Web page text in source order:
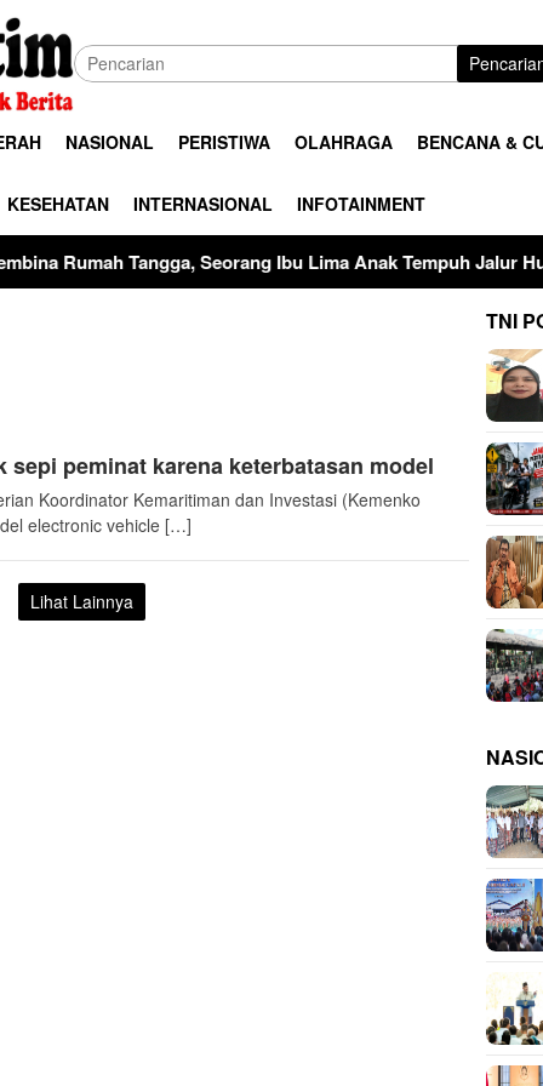
NASIONAL PERISTIWA OLAHRAGA BENCANA &
KESEHATAN INTERNASIONAL INFOTAINMENT
Seorang Ibu Lima Anak Tempuh Jalur Hukum Usai
peminat karena keterbatasan model
Koordinator Kemaritiman dan Investasi (Kemenko
electronic vehicle […]
Lihat Lainnya
TNI